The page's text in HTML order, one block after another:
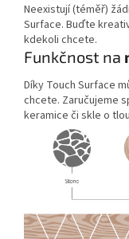
Neexistují (téměř)
Surface. Buďte
kdekoli chcete.
Funkčnost na
Díky Touch Surface
chcete. Zaručujeme
keramice či skle o